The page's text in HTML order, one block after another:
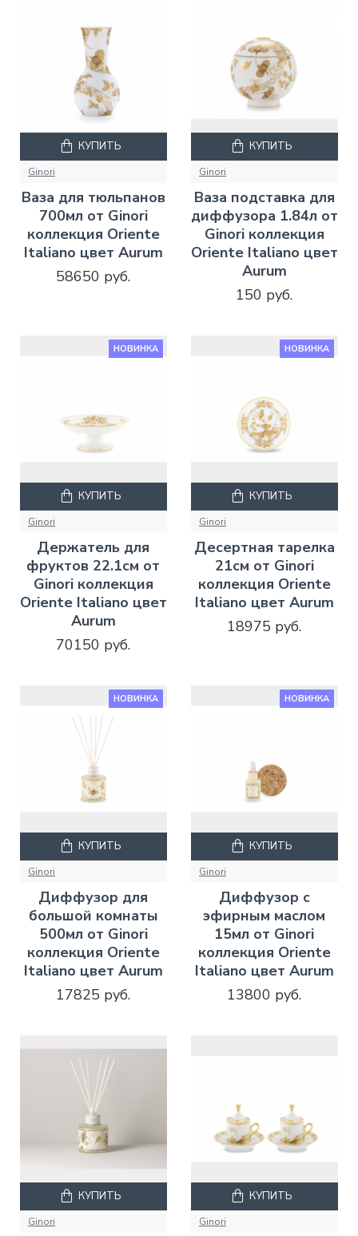
Ginori
Ваза для тюльпанов
700мл от Ginori
коллекция Oriente
Italiano цвет Aurum
58650 руб.
КУПИТЬ
Ginori
Ваза подставка для
диффузора 1.84л от
Ginori коллекция
Oriente Italiano цвет
Aurum
150 руб.
КУПИТЬ
НОВИНКА
Ginori
Держатель для
фруктов 22.1см от
Ginori коллекция
Oriente Italiano цвет
Aurum
70150 руб.
КУПИТЬ
НОВИНКА
Ginori
Десертная тарелка
21см от Ginori
коллекция Oriente
Italiano цвет Aurum
18975 руб.
КУПИТЬ
НОВИНКА
Ginori
Диффузор для
большой комнаты
500мл от Ginori
коллекция Oriente
Italiano цвет Aurum
17825 руб.
КУПИТЬ
НОВИНКА
Ginori
Диффузор с
эфирным маслом
15мл от Ginori
коллекция Oriente
Italiano цвет Aurum
13800 руб.
КУПИТЬ
Ginori
КУПИТЬ
Ginori
КУПИТЬ